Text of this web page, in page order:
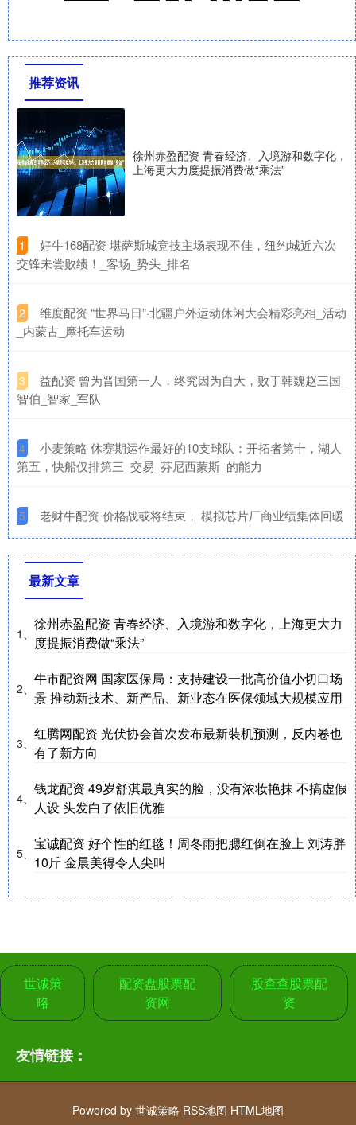
推荐资讯
徐州赤盈配资 青春经济、入境游和数字化，
上海更大力度提振消费做“乘法”
1
​好牛168配资 堪萨斯城竞技主场表现不佳，纽约城近六次
交锋未尝败绩！_客场_势头_排名
2
​维度配资 “世界马日”·北疆户外运动休闲大会精彩亮相_活动
_内蒙古_摩托车运动
3
​益配资 曾为晋国第一人，终究因为自大，败于韩魏赵三国_
智伯_智家_军队
4
​小麦策略 休赛期运作最好的10支球队：开拓者第十，湖人
第五，快船仅排第三_交易_芬尼西蒙斯_的能力
5 ​老财牛配资 价格战或将结束， 模拟芯片厂商业绩集体回暖
最新文章
1、
徐州赤盈配资 青春经济、入境游和数字化，上海更大力
度提振消费做“乘法”
2、
牛市配资网 国家医保局：支持建设一批高价值小切口场
景 推动新技术、新产品、新业态在医保领域大规模应用
3、
红腾网配资 光伏协会首次发布最新装机预测，反内卷也
有了新方向
4、
钱龙配资 49岁舒淇最真实的脸，没有浓妆艳抹 不搞虚假
人设 头发白了依旧优雅
5、
宝诚配资 好个性的红毯！周冬雨把腮红倒在脸上 刘涛胖
10斤 金晨美得令人尖叫
世诚策
略
配资盘股票配
资网
股查查股票配
资
友情链接：
Powered by 世诚策略 RSS地图 HTML地图